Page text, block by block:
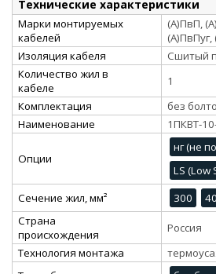
Технические характеристики
Марки монтируемых
кабелей
(А)ПвП,
(А)ПвПуг,
Изоляция кабеля
Сшитый
Количество жил в
кабеле
1
Комплектация
без
Наименование
1ПКВТ-
Опции
нг (не
LS (Low
Сечение жил, мм²
300
Страна
происхождения
Россия
Технология монтажа